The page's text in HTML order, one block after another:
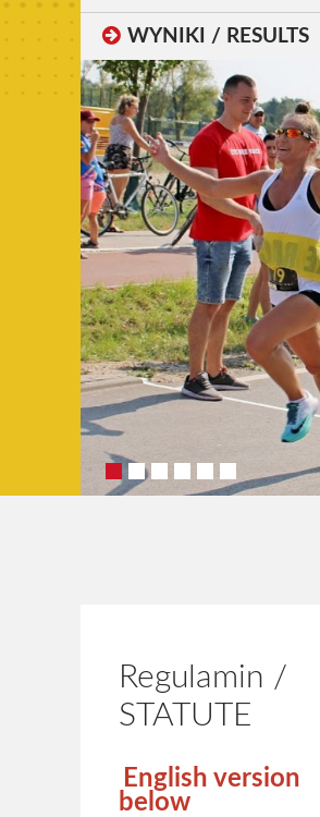
Archiwum 2025
Archiwum 2024
Archiwum 2023
Archiwum 2022
Archiwum 2021
Archiwum 2020
Archiwum 2019
Fotogaleria
Polecamy
Informacje
Pomoc
Regulamin
Statut ŻTC
WYNIKI / RESULTS
Regulamin /
STATUTE
English version
below